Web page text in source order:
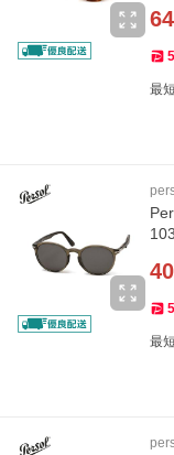
5
最
5
最